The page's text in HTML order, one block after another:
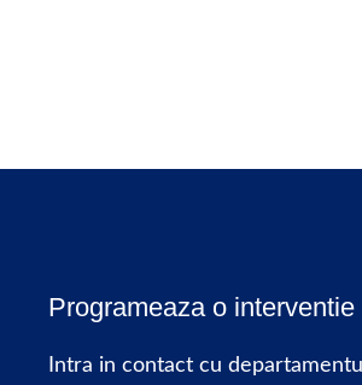
Programeaza o interventie
Intra in contact cu